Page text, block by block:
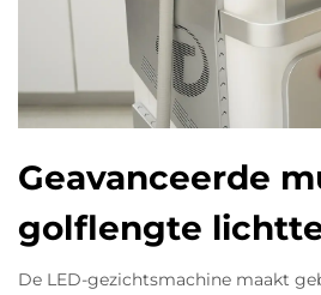
Geavanceerde
golflengte
De LED-gezichtsmachine maakt